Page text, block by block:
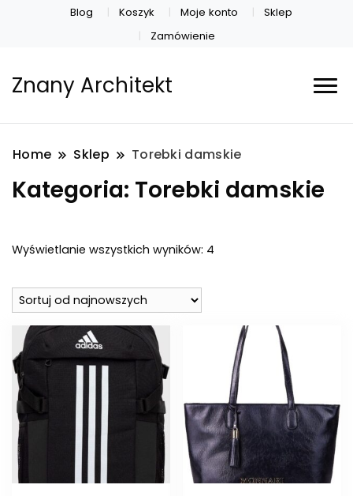
Blog Koszyk Moje konto
Sklep
Zamówienie
Znany Architekt
Home Sklep Torebki damskie
Kategoria: Torebki damskie
Wyświetlanie wszystkich wyników: 4